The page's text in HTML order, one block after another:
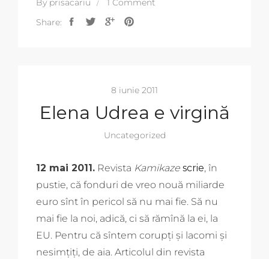
By prisacariu
1 Comment
Share:
8 iunie 2011
Elena Udrea e virgină
Uncategorized
12 mai 2011. Revista Kamikaze scrie, în
pustie, că fonduri de vreo nouă miliarde
euro sînt în pericol să nu mai fie. Să nu
mai fie la noi, adică, ci să rămînă la ei, la
EU. Pentru că sîntem corupți și lacomi și
nesimțiți, de aia. Articolul din revista